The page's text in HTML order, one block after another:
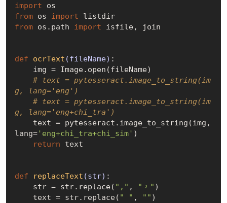
import
from os import
listdir
from os.path import isfile, join
def ocrText (fileName) :
# text = pytesseract.image_to_string(im
g, lang='eng')
# text = pytesseract.image_to_string(im
g, lang='eng+chi_tra')
lang='eng+chi_tra+chi_sim' )
return text
def replaceText (str) :
    str = str.replace(
"," , "，" )
    text = str.replace(
" " , "" )